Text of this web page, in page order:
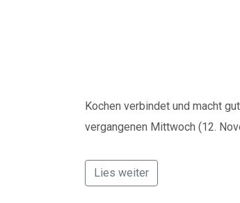
Kochen verbindet und macht
vergangenen Mittwoch (12.
Lies weiter